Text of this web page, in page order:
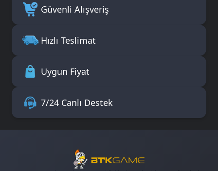
Güvenli Alışveriş
Hızlı Teslimat
Uygun Fiyat
7/24 Canlı Destek